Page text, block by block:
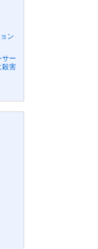
ン
サー
殺害